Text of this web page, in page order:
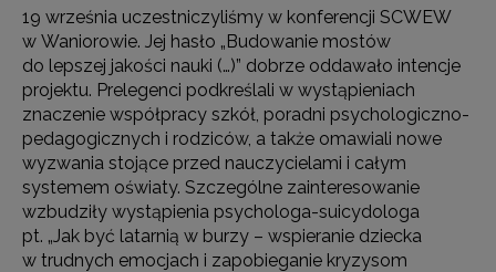
19 września uczestniczyliśmy w konferencji SCWEW
w Waniorowie. Jej hasło „Budowanie mostów
do lepszej jakości nauki (…)” dobrze oddawało intencje
projektu. Prelegenci podkreślali w wystąpieniach
znaczenie współpracy szkół, poradni psychologiczno-
pedagogicznych i rodziców, a także omawiali nowe
wyzwania stojące przed nauczycielami i całym
systemem oświaty. Szczególne zainteresowanie
wzbudziły wystąpienia psychologa-suicydologa
pt. „Jak być latarnią w burzy – wspieranie dziecka
w trudnych emocjach i zapobieganie kryzysom